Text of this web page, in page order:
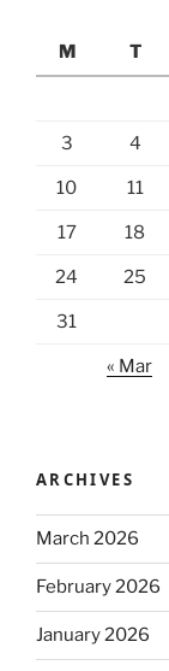
M
T
3 4
10 11
17 18
24 25
31
« Mar
ARCHIVES
March 2026
February 2026
January 2026